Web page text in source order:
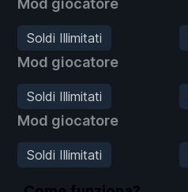
Mod giocatore
Soldi Illimitati
Mod giocatore
Soldi Illimitati
Mod giocatore
Soldi Illimitati